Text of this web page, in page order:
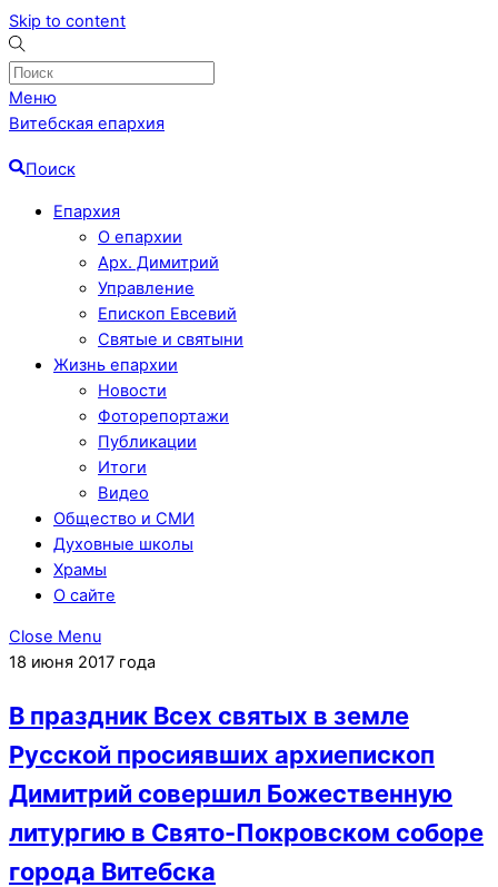
Skip to content
Меню
Витебская епархия
Поиск
Епархия
О епархии
Арх. Димитрий
Управление
Епископ Евсевий
Святые и святыни
Жизнь епархии
Новости
Фоторепортажи
Публикации
Итоги
Видео
Общество и СМИ
Духовные школы
Храмы
О сайте
Close Menu
18 июня 2017 года
В праздник Всех святых в земле
Русской просиявших архиепископ
Димитрий совершил Божественную
литургию в Свято-Покровском соборе
города Витебска